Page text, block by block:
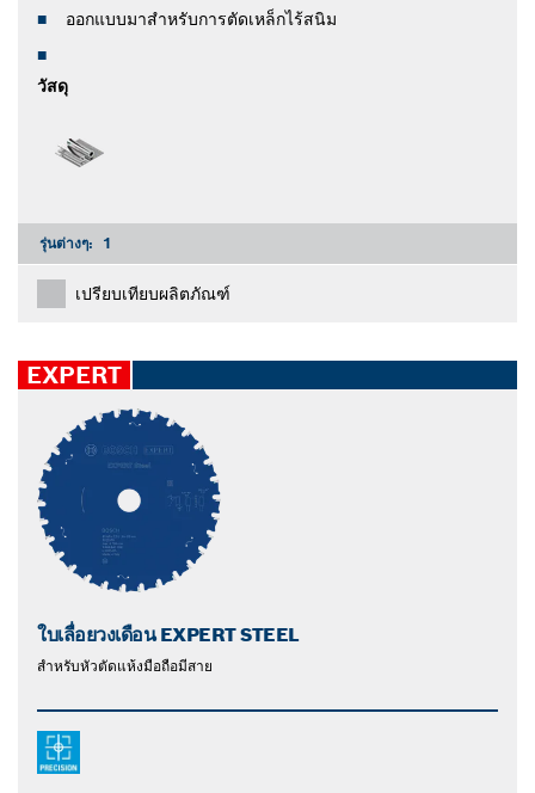
ออกแบบมาสําหรับการตัดเหล็กไร้สนิม
วัสดุ
รุ่นต่างๆ: 1
เปรียบเทียบผลิตภัณฑ์
EXPERT
ใบเลื่อยวงเดือน EXPERT STEEL
สําหรับหัวตัดแห้งมือถือมีสาย